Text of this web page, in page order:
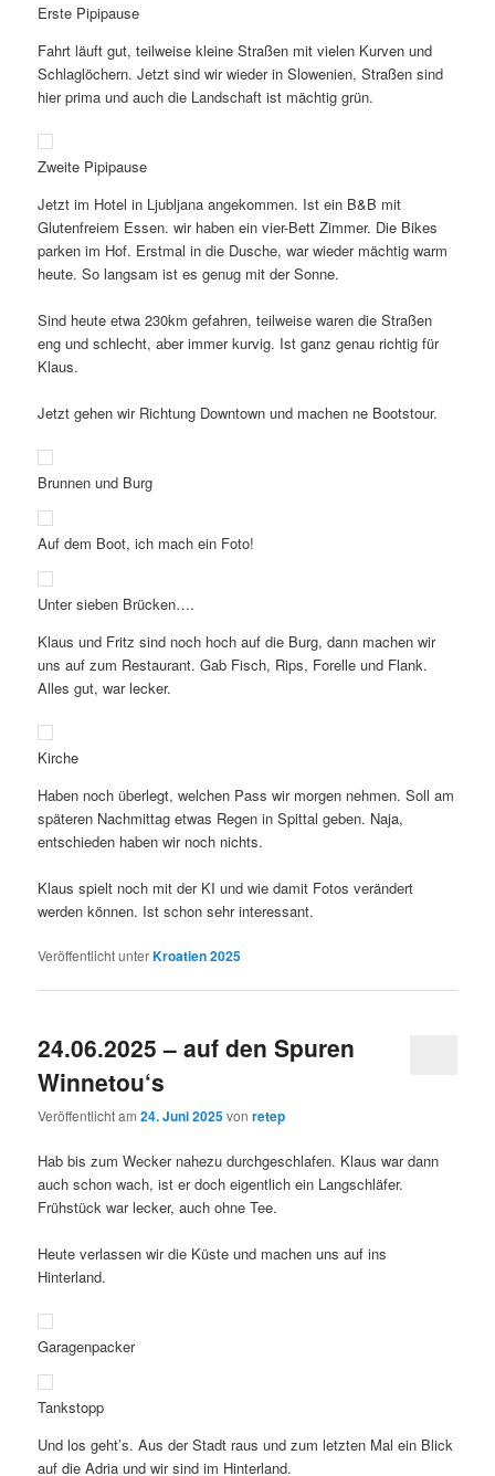
Erste Pipipause
Fahrt läuft gut, teilweise kleine Straßen mit vielen Kurven und
Schlaglöchern. Jetzt sind wir wieder in Slowenien, Straßen sind
hier prima und auch die Landschaft ist mächtig grün.
Zweite Pipipause
Jetzt im Hotel in Ljubljana angekommen. Ist ein B&B mit
Glutenfreiem Essen. wir haben ein vier-Bett Zimmer. Die Bikes
parken im Hof. Erstmal in die Dusche, war wieder mächtig warm
heute. So langsam ist es genug mit der Sonne.
Sind heute etwa 230km gefahren, teilweise waren die Straßen
eng und schlecht, aber immer kurvig. Ist ganz genau richtig für
Klaus.
Jetzt gehen wir Richtung Downtown und machen ne Bootstour.
Brunnen und Burg
Auf dem Boot, ich mach ein Foto!
Unter sieben Brücken….
Klaus und Fritz sind noch hoch auf die Burg, dann machen wir
uns auf zum Restaurant. Gab Fisch, Rips, Forelle und Flank.
Alles gut, war lecker.
Kirche
Haben noch überlegt, welchen Pass wir morgen nehmen. Soll am
späteren Nachmittag etwas Regen in Spittal geben. Naja,
entschieden haben wir noch nichts.
Klaus spielt noch mit der KI und wie damit Fotos verändert
werden können. Ist schon sehr interessant.
Veröffentlicht unterKroatien 2025
24.06.2025 – auf den Spuren
Winnetou‘s
Veröffentlicht am24. Juni 2025vonretep
Hab bis zum Wecker nahezu durchgeschlafen. Klaus war dann
auch schon wach, ist er doch eigentlich ein Langschläfer.
Frühstück war lecker, auch ohne Tee.
Heute verlassen wir die Küste und machen uns auf ins
Hinterland.
Garagenpacker
Tankstopp
Und los geht’s. Aus der Stadt raus und zum letzten Mal ein Blick
auf die Adria und wir sind im Hinterland.